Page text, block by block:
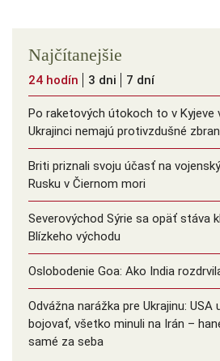
Najčítanejšie
24 hodín 3 dni 7 dní
Po raketových útokoch to v Kyjeve
Ukrajinci nemajú protivzdušné
Briti priznali svoju účasť na
Rusku v Čiernom mori
Severovýchod Sýrie sa opäť stáva
Blízkeho východu
Oslobodenie Goa: Ako India
Odvážna narážka pre Ukrajinu: USA
bojovať, všetko minuli na Irán –
samé za seba